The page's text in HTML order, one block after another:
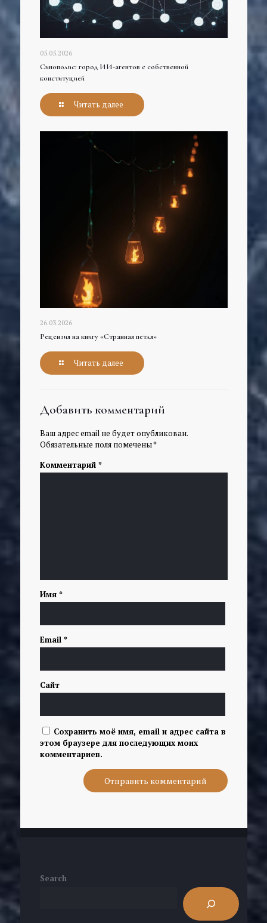
05.05.2026
Синополис: город ИИ-агентов с собственной
конституцией
Читать далее
26.03.2026
Рецензия на книгу «Странная петля»
Читать далее
Добавить комментарий
Ваш адрес email не будет опубликован.
Обязательные поля помечены*
Комментарий *
Имя *
Email *
Сайт
Сохранить моё имя, email и адрес сайта в
этом браузере для последующих моих
комментариев.
Search